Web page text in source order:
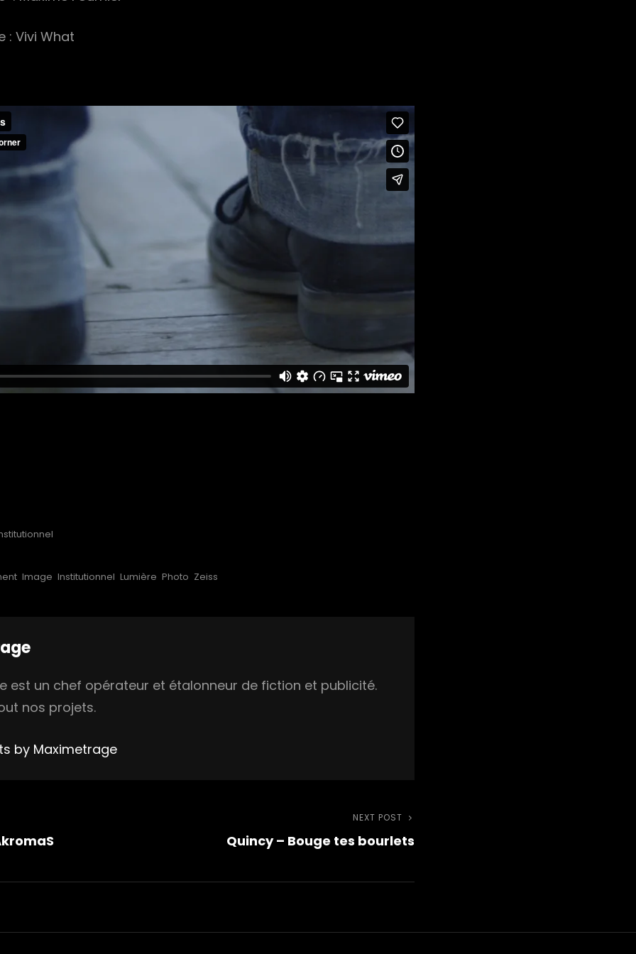
: Vivi What
Image Institutionnel Lumière Photo Zeiss
est un chef opérateur et étalonneur de fiction et publicité.
nos projets.
by Maximetrage
NEXT POST
Quincy – Bouge tes bourlets